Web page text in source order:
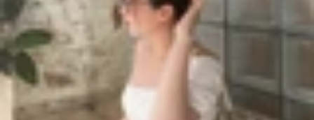
mùa’
Triệu Vy
Ngày đăng: 16/03/2026
Cập nhật:16/03/2026
Theo dõi XTMobile trên